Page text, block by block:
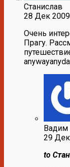
Станислав
28 Дек 2009
Очень
Прагу.
Вадим
29
to